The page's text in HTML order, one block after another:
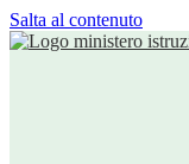
Salta al contenuto